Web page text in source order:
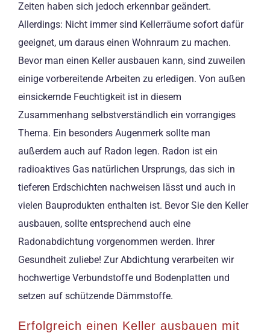
Zeiten haben sich jedoch erkennbar geändert.
Allerdings: Nicht immer sind Kellerräume sofort dafür
geeignet, um daraus einen Wohnraum zu machen.
Bevor man einen Keller ausbauen kann, sind zuweilen
einige vorbereitende Arbeiten zu erledigen. Von außen
einsickernde Feuchtigkeit ist in diesem
Zusammenhang selbstverständlich ein vorrangiges
Thema. Ein besonders Augenmerk sollte man
außerdem auch auf Radon legen. Radon ist ein
radioaktives Gas natürlichen Ursprungs, das sich in
tieferen Erdschichten nachweisen lässt und auch in
vielen Bauprodukten enthalten ist. Bevor Sie den Keller
ausbauen, sollte entsprechend auch eine
Radonabdichtung vorgenommen werden. Ihrer
Gesundheit zuliebe! Zur Abdichtung verarbeiten wir
hochwertige Verbundstoffe und Bodenplatten und
setzen auf schützende Dämmstoffe.
Erfolgreich einen Keller ausbauen mit